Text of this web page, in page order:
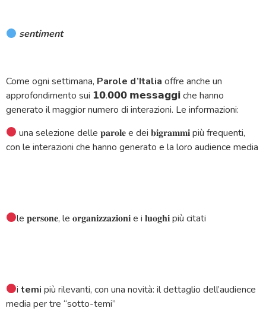
sentiment
Come ogni settimana, Parole d’Italia offre anche un
approfondimento sui 𝟭𝟬.𝟬𝟬𝟬 𝗺𝗲𝘀𝘀𝗮𝗴𝗴𝗶 che hanno
generato il maggior numero di interazioni. Le informazioni:
una selezione delle 𝐩𝐚𝐫𝐨𝐥𝐞 e dei 𝐛𝐢𝐠𝐫𝐚𝐦𝐦𝐢 più frequenti,
con le interazioni che hanno generato e la loro audience media
le 𝐩𝐞𝐫𝐬𝐨𝐧𝐞, le 𝐨𝐫𝐠𝐚𝐧𝐢𝐳𝐳𝐚𝐳𝐢𝐨𝐧𝐢 e i 𝐥𝐮𝐨𝐠𝐡𝐢 più citati
itemipiù rilevanti, con una novità: il dettaglio dell’audience
media per tre “sotto-temi”